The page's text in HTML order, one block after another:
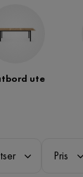
ute
Pris